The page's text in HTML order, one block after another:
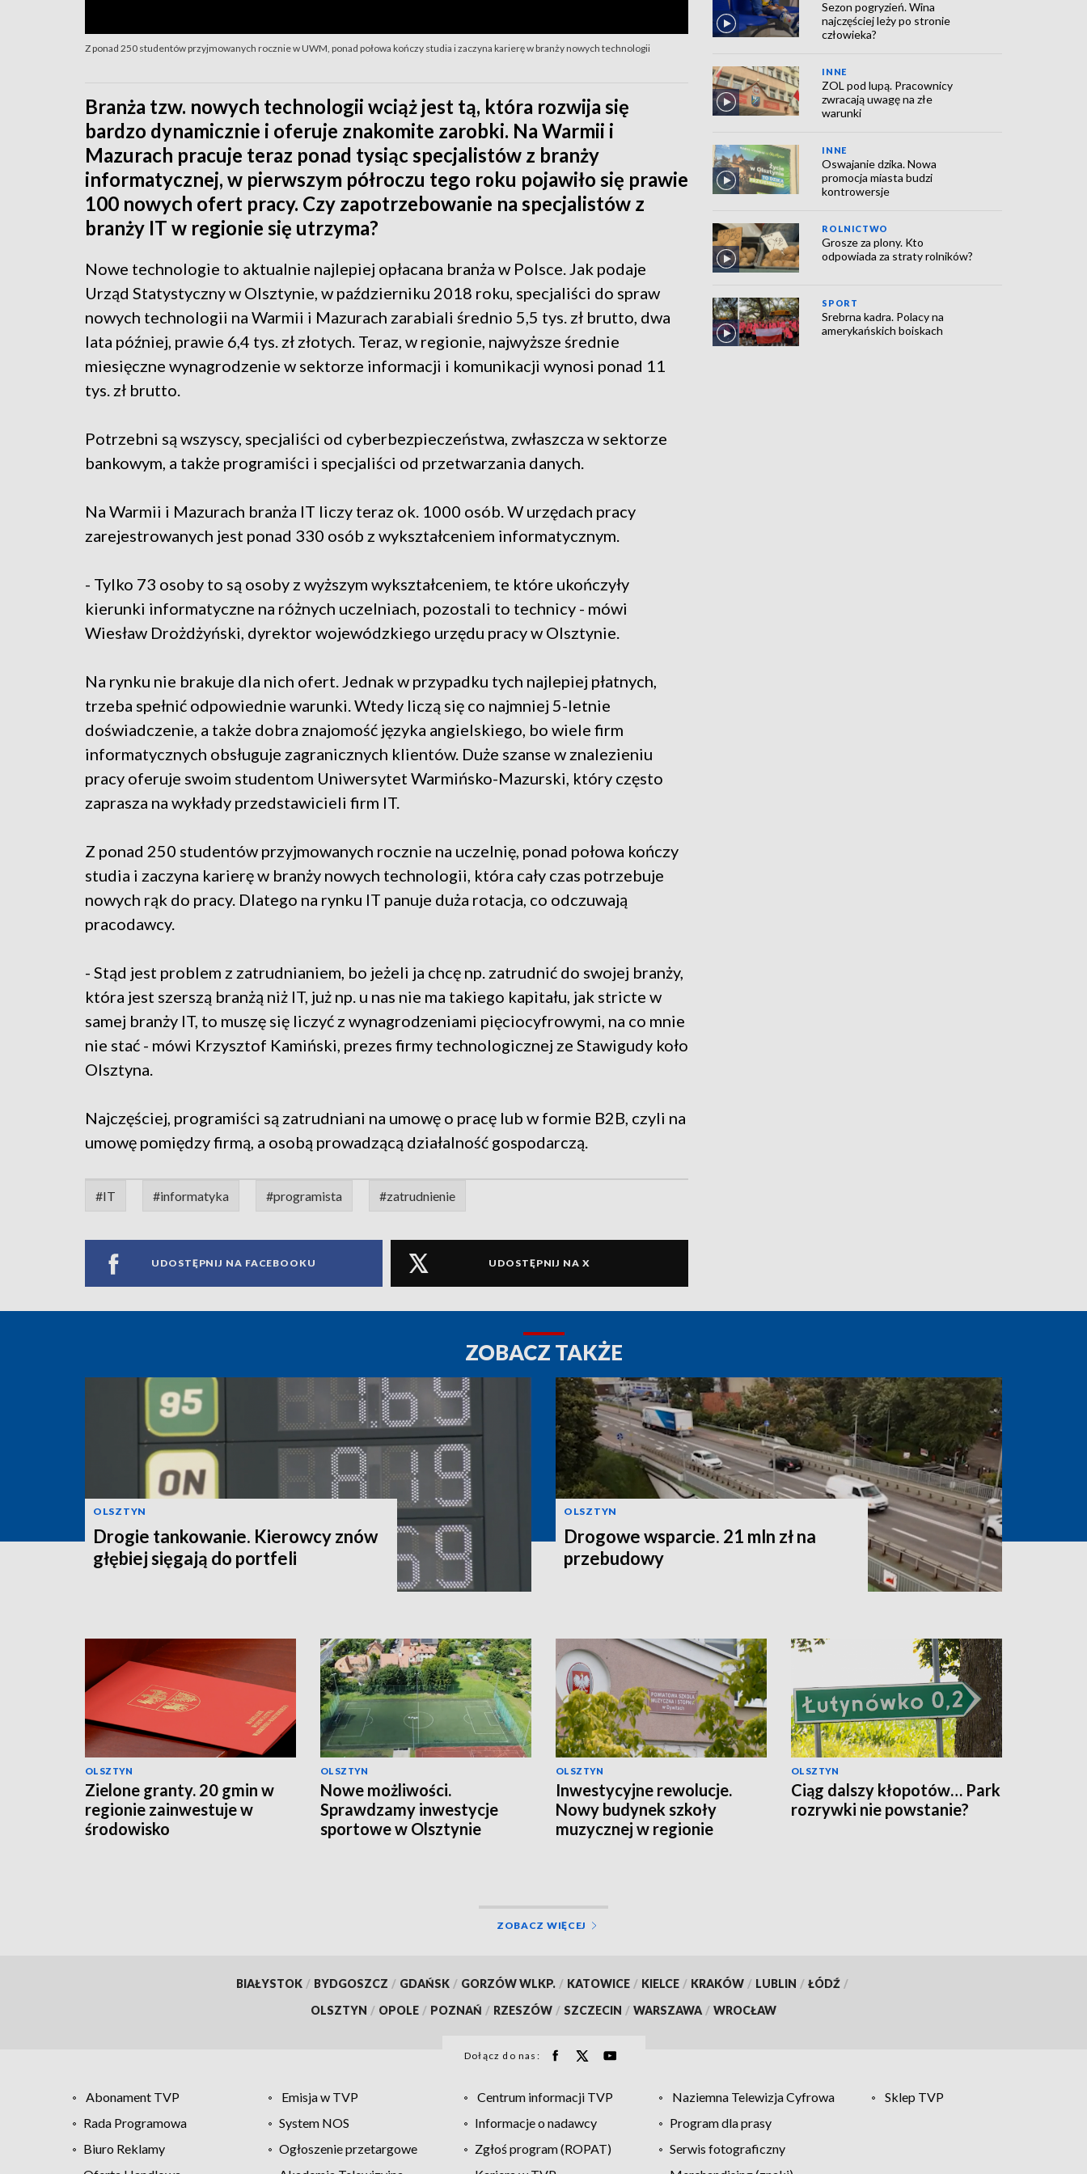
Z ponad 250 studentów przyjmowanych rocznie w UWM, ponad połowa kończy studia i zaczyna karierę w branży nowych technologii
Branża tzw. nowych technologii wciąż jest tą, która rozwija się
bardzo dynamicznie i oferuje znakomite zarobki. Na Warmii i
Mazurach pracuje teraz ponad tysiąc specjalistów z branży
informatycznej, w pierwszym półroczu tego roku pojawiło się prawie
100 nowych ofert pracy. Czy zapotrzebowanie na specjalistów z
branży IT w regionie się utrzyma?
Nowe technologie to aktualnie najlepiej opłacana branża w Polsce. Jak podaje
Urząd Statystyczny w Olsztynie, w październiku 2018 roku, specjaliści do spraw
nowych technologii na Warmii i Mazurach zarabiali średnio 5,5 tys. zł brutto, dwa
lata później, prawie 6,4 tys. zł złotych. Teraz, w regionie, najwyższe średnie
miesięczne wynagrodzenie w sektorze informacji i komunikacji wynosi ponad 11
tys. zł brutto.
Potrzebni są wszyscy, specjaliści od cyberbezpieczeństwa, zwłaszcza w sektorze
bankowym, a także programiści i specjaliści od przetwarzania danych.
Na Warmii i Mazurach branża IT liczy teraz ok. 1000 osób. W urzędach pracy
zarejestrowanych jest ponad 330 osób z wykształceniem informatycznym.
- Tylko 73 osoby to są osoby z wyższym wykształceniem, te które ukończyły
kierunki informatyczne na różnych uczelniach, pozostali to technicy - mówi
Wiesław Drożdżyński, dyrektor wojewódzkiego urzędu pracy w Olsztynie.
Na rynku nie brakuje dla nich ofert. Jednak w przypadku tych najlepiej płatnych,
trzeba spełnić odpowiednie warunki. Wtedy liczą się co najmniej 5-letnie
doświadczenie, a także dobra znajomość języka angielskiego, bo wiele firm
informatycznych obsługuje zagranicznych klientów. Duże szanse w znalezieniu
pracy oferuje swoim studentom Uniwersytet Warmińsko-Mazurski, który często
zaprasza na wykłady przedstawicieli firm IT.
Z ponad 250 studentów przyjmowanych rocznie na uczelnię, ponad połowa kończy
studia i zaczyna karierę w branży nowych technologii, która cały czas potrzebuje
nowych rąk do pracy. Dlatego na rynku IT panuje duża rotacja, co odczuwają
pracodawcy.
- Stąd jest problem z zatrudnianiem, bo jeżeli ja chcę np. zatrudnić do swojej branży,
która jest szerszą branżą niż IT, już np. u nas nie ma takiego kapitału, jak stricte w
samej branży IT, to muszę się liczyć z wynagrodzeniami pięciocyfrowymi, na co mnie
nie stać - mówi Krzysztof Kamiński, prezes firmy technologicznej ze Stawigudy koło
Olsztyna.
Najczęściej, programiści są zatrudniani na umowę o pracę lub w formie B2B, czyli na
umowę pomiędzy firmą, a osobą prowadzącą działalność gospodarczą.
#IT #informatyka #programista #zatrudnienie
UDOSTĘPNIJ NA FACEBOOKU UDOSTĘPNIJ NA X
Sezon pogryzień. Wina
najczęściej leży po stronie
człowieka?
INNE
ZOL pod lupą. Pracownicy
zwracają uwagę na złe
warunki
INNE
Oswajanie dzika. Nowa
promocja miasta budzi
kontrowersje
ROLNICTWO
Grosze za plony. Kto
odpowiada za straty rolników?
SPORT
Srebrna kadra. Polacy na
amerykańskich boiskach
ZOBACZ TAKŻE
OLSZTYN
Drogie tankowanie. Kierowcy znów
głębiej sięgają do portfeli
OLSZTYN
Drogowe wsparcie. 21 mln zł na
przebudowy
OLSZTYN
Zielone granty. 20 gmin w
regionie zainwestuje w
środowisko
OLSZTYN
Nowe możliwości.
Sprawdzamy inwestycje
sportowe w Olsztynie
OLSZTYN
Inwestycyjne rewolucje.
Nowy budynek szkoły
muzycznej w regionie
OLSZTYN
Ciąg dalszy kłopotów… Park
rozrywki nie powstanie?
ZOBACZ WIĘCEJ
BIAŁYSTOK / BYDGOSZCZ / GDAŃSK / GORZÓW WLKP. / KATOWICE / KIELCE / KRAKÓW / LUBLIN / ŁÓDŹ /
OLSZTYN / OPOLE / POZNAŃ / RZESZÓW / SZCZECIN / WARSZAWA / WROCŁAW
Dołącz do nas:
Abonament TVP Emisja w TVP Centrum informacji TVP Naziemna Telewizja Cyfrowa
Sklep TVP
Rada Programowa
System NOS Informacje o nadawcy
Program dla prasy
Biuro Reklamy
Ogłoszenie przetargowe Zgłoś program (ROPAT)
Serwis fotograficzny